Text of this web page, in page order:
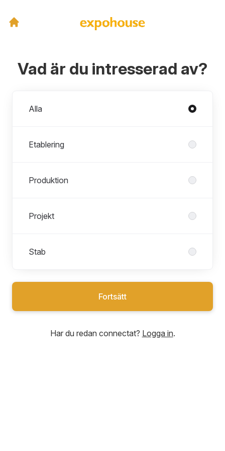
Vad är du intresserad av?
Alla
Etablering
Produktion
Projekt
Stab
Fortsätt
Har du redan connectat? Logga in.